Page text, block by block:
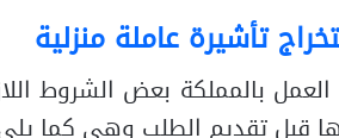
تأشيرة عاملة منزلية
بالمملكة بعض الشروط
قبل تقديم الطلب وهي كما